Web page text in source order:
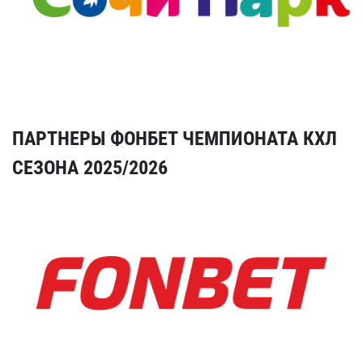
ПАРТНЕРЫ ФОНБЕТ ЧЕМПИОНАТА КХЛ
СЕЗОНА 2025/2026